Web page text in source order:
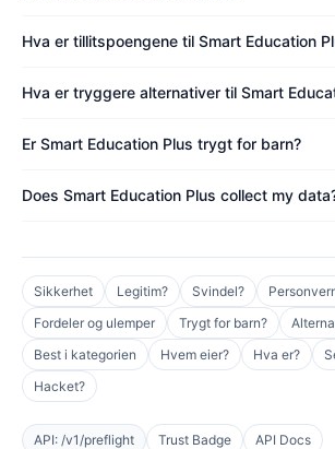
Hva er tillitspoengene til Smart Education
Hva er tryggere alternativer til Smart
Er Smart Education Plus trygt for barn?
Does Smart Education Plus collect my
Sikkerhet Legitim? Svindel?
Fordeler og ulemper
Trygt for barn?
Best i kategorien
Hvem eier? Hva er?
Hacket?
API: /v1/preflight Trust Badge API Docs